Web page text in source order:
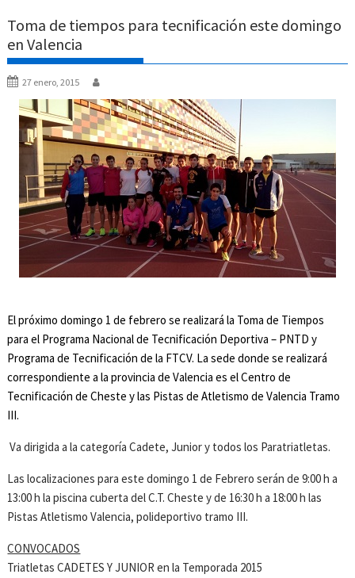
Toma de tiempos para tecnificación este domingo
en Valencia
27 enero, 2015
El próximo domingo 1 de febrero se realizará la Toma de Tiempos
para el Programa Nacional de Tecnificación Deportiva – PNTD y
Programa de Tecnificación de la FTCV. La sede donde se realizará
correspondiente a la provincia de Valencia es el Centro de
Tecnificación de Cheste y las Pistas de Atletismo de Valencia Tramo
III.
Va dirigida a la categoría Cadete, Junior y todos los Paratriatletas.
Las localizaciones para este domingo 1 de Febrero serán de 9:00 h a
13:00 h la piscina cuberta del C.T. Cheste y de 16:30 h a 18:00 h las
Pistas Atletismo Valencia, polideportivo tramo III.
CONVOCADOS
Triatletas CADETES Y JUNIOR en la Temporada 2015